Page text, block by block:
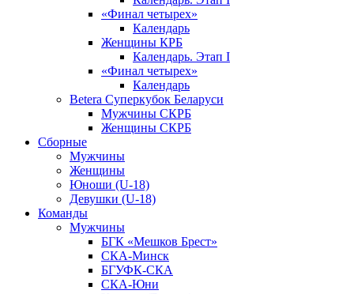
«Финал четырех»
Календарь
Женщины КРБ
Календарь. Этап I
«Финал четырех»
Календарь
Betera Суперкубок Беларуси
Мужчины СКРБ
Женщины СКРБ
Сборные
Мужчины
Женщины
Юноши (U-18)
Девушки (U-18)
Команды
Мужчины
БГК «Мешков Брест»
СКА-Минск
БГУФК-СКА
СКА-Юни